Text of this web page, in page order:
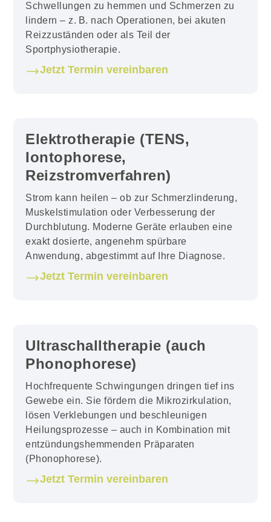
Schwellungen zu hemmen und Schmerzen zu
lindern – z. B. nach Operationen, bei akuten
Reizzuständen oder als Teil der
Sportphysiotherapie.
Jetzt Termin vereinbaren
Elektrotherapie (TENS,
Iontophorese,
Reizstromverfahren)
Strom kann heilen – ob zur Schmerzlinderung,
Muskelstimulation oder Verbesserung der
Durchblutung. Moderne Geräte erlauben eine
exakt dosierte, angenehm spürbare
Anwendung, abgestimmt auf Ihre Diagnose.
Jetzt Termin vereinbaren
Ultraschalltherapie (auch
Phonophorese)
Hochfrequente Schwingungen dringen tief ins
Gewebe ein. Sie fördern die Mikrozirkulation,
lösen Verklebungen und beschleunigen
Heilungsprozesse – auch in Kombination mit
entzündungshemmenden Präparaten
(Phonophorese).
Jetzt Termin vereinbaren